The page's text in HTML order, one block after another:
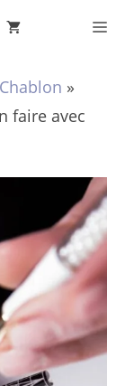
Chablon »
faire avec